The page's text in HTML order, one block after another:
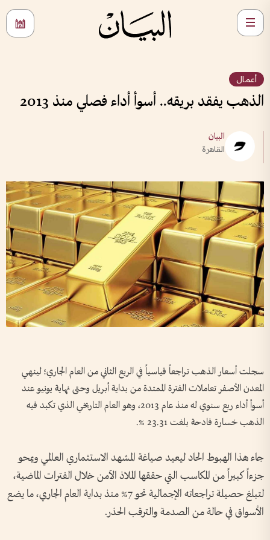
أعمال
الذهب يفقد بريقه.. أسوأ أداء فصلي منذ 2013
البيان
القاهرة
سجلت أسعار الذهب تراجعاً قياسياً في الربع الثاني من العام الجاري؛ لينهي
المعدن الأصفر تعاملات الفترة الممتدة من بداية أبريل وحتى نهاية يونيو عند
أسوأ أداء ربع سنوي له منذ عام 2013، وهو العام التاريخي الذي تكبد فيه
الذهب خسارة فادحة بلغت 23.31 %.
جاء هذا الهبوط الحاد ليعيد صياغة المشهد الاستثماري العالمي ويمحو
جزءاً كبيراً من المكاسب التي حققها الملاذ الآمن خلال الفترات الماضية،
لتبلغ حصيلة تراجعاته الإجمالية نحو 7% منذ بداية العام الجاري، ما يضع
الأسواق في حالة من الصدمة والترقب الحذر.